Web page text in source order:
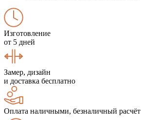
Изготовление
от 5 дней
Замер, дизайн
и доставка бесплатно
Оплата наличными, безналичный расчёт